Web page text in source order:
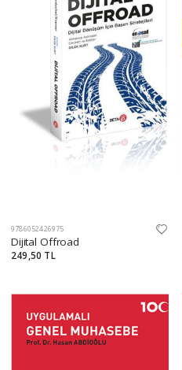
9786052426975
Dijital Offroad
249,50 TL